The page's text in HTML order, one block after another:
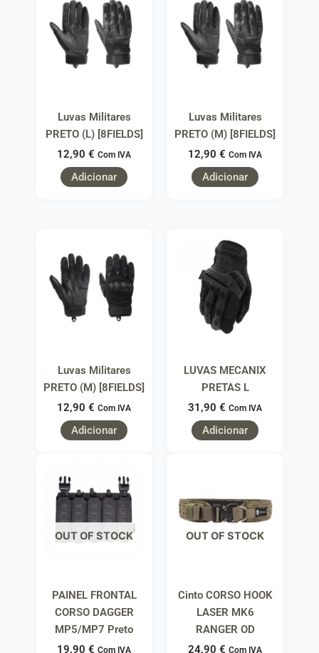
Luvas Militares
PRETO (L) [8FIELDS]
12,90 € Com IVA
Adicionar
Luvas Militares
PRETO (M) [8FIELDS]
12,90 € Com IVA
Adicionar
Luvas Militares
PRETO (M) [8FIELDS]
12,90 € Com IVA
Adicionar
LUVAS MECANIX
PRETAS L
31,90 € Com IVA
Adicionar
OUT OF STOCK
PAINEL FRONTAL
CORSO DAGGER
MP5/MP7 Preto
19,90 € Com IVA
OUT OF STOCK
Cinto CORSO HOOK
LASER MK6
RANGER OD
24,90 € Com IVA